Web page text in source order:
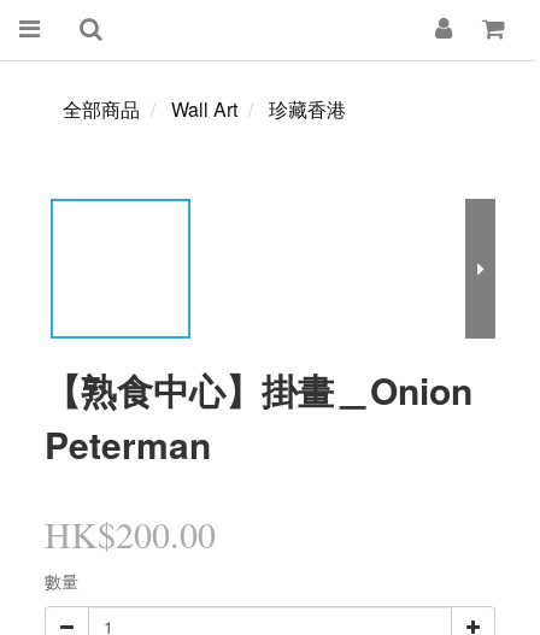
全部商品 Wall Art 珍藏香港
【熟食中心】掛畫＿Onion
Peterman
HK$200.00
數量